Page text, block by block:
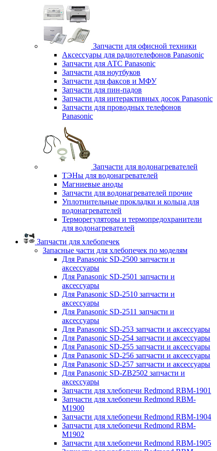
Запчасти для офисной техники
Аксессуары для радиотелефонов Panasonic
Запчасти для АТС Panasonic
Запчасти для ноутбуков
Запчасти для факсов и МФУ
Запчасти для пин-падов
Запчасти для интерактивных досок Panasonic
Запчасти для проводных телефонов
Panasonic
Запчасти для водонагревателей
ТЭНы для водонагревателей
Магниевые аноды
Запчасти для водонагревателей прочие
Уплотнительные прокладки и кольца для
водонагревателей
Терморегуляторы и термопредохранители
для водонагревателей
Запчасти для хлебопечек
Запасные части для хлебопечек по моделям
Для Panasonic SD-2500 запчасти и
аксессуары
Для Panasonic SD-2501 запчасти и
аксессуары
Для Panasonic SD-2510 запчасти и
аксессуары
Для Panasonic SD-2511 запчасти и
аксессуары
Для Panasonic SD-253 запчасти и аксессуары
Для Panasonic SD-254 запчасти и аксессуары
Для Panasonic SD-255 запчасти и аксессуары
Для Panasonic SD-256 запчасти и аксессуары
Для Panasonic SD-257 запчасти и аксессуары
Для Panasonic SD-ZB2502 запчасти и
аксессуары
Запчасти для хлебопечи Redmond RBM-1901
Запчасти для хлебопечи Redmond RBM-
M1900
Запчасти для хлебопечи Redmond RBM-1904
Запчасти для хлебопечи Redmond RBM-
M1902
Запчасти для хлебопечи Redmond RBM-1905